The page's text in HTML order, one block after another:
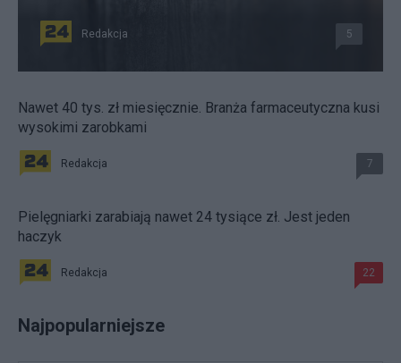
Redakcja 5
Nawet 40 tys. zł miesięcznie. Branża farmaceutyczna kusi
wysokimi zarobkami
Redakcja 7
Pielęgniarki zarabiają nawet 24 tysiące zł. Jest jeden
haczyk
Redakcja 22
Najpopularniejsze